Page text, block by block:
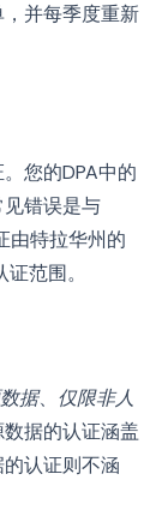
并每季度重新
您的DPA中的
错误是与
由特拉华州的
范围。
据、 仅限非人
据的认证涵盖
认证则不涵